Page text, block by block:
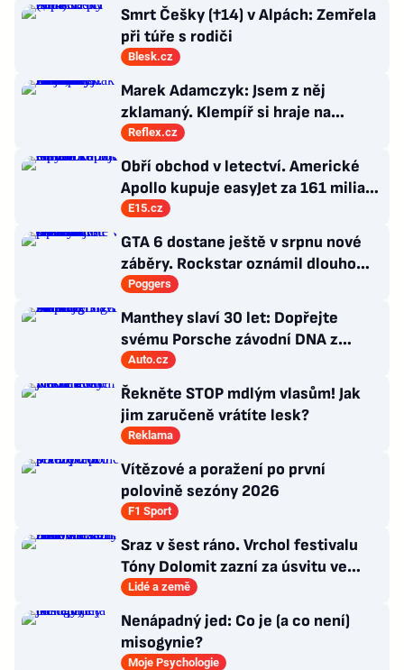
Smrt Češky (†14) v Alpách: Zemřela
při túře s rodiči
Blesk.cz
Marek Adamczyk: Jsem z něj
zklamaný. Klempíř si hraje na
ministra. Nestačí se tak tvářit, musí
zamakat
Reflex.cz
Obří obchod v letectví. Americké
Apollo kupuje easyJet za 161 miliard
korun
E15.cz
GTA 6 dostane ještě v srpnu nové
záběry. Rockstar oznámil dlouho
očekávanou prezentaci
Poggers
Manthey slaví 30 let: Dopřejte
svému Porsche závodní DNA z
Nürburgringu
Auto.cz
Řekněte STOP mdlým vlasům! Jak
jim zaručeně vrátíte lesk?
Reklama
Vítězové a poražení po první
polovině sezóny 2026
F1 Sport
Sraz v šest ráno. Vrchol festivalu
Tóny Dolomit zazní za úsvitu ve
3000 metrech
Lidé a země
Nenápadný jed: Co je (a co není)
misogynie?
Moje Psychologie